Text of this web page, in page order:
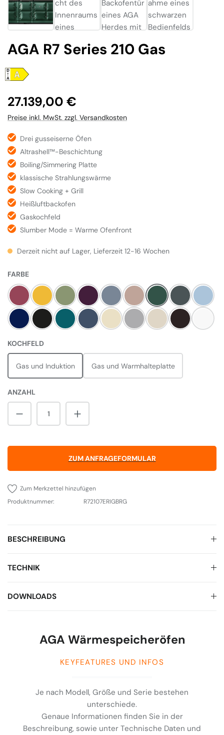
AGA R7 Series 210 Gas
Regulärer Preis:
27.139,00 €
Preise inkl. MwSt. zzgl. Versandkosten
Drei gusseiserne Öfen
Altrashell™-Beschichtung
Boiling/Simmering Platte
klassische Strahlungswärme
Slow Cooking + Grill
Heißluftbackofen
Gaskochfeld
Slumber Mode = Warme Ofenfront
Derzeit nicht auf Lager, Lieferzeit 12-16 Wochen
FARBEAUSWÄHLEN
HimbeereMustard Olivine AubergineDove Blush Britisch Racing
Slate Duck
Dark BluePewter Salcombe BlueDartmouth Blue
Linen Pearl Ashes
Cream Black Weiß
KOCHFELDAUSWÄHLEN
Gas und Induktion Gas und Warmhalteplatte
ANZAHL
Produkt Anzahl: Gib den gewünschten
ZUM ANFRAGEFORMULAR
Zum Merkzettel hinzufügen
Produktnummer:
R72107ERIGBRG
BESCHREIBUNG
TECHNIK
DOWNLOADS
AGA Wärmespeicheröfen
KEYFEATURES UND INFOS
Je nach Modell, Größe und Serie bestehen
unterschiede.
Genaue Informationen finden Sie in der
Beschreibung, sowie unter Technische Daten und